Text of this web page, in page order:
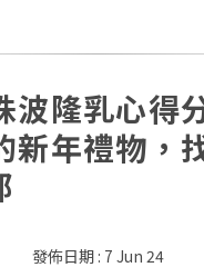
波隆乳心得
新年禮物，
7 Jun 24